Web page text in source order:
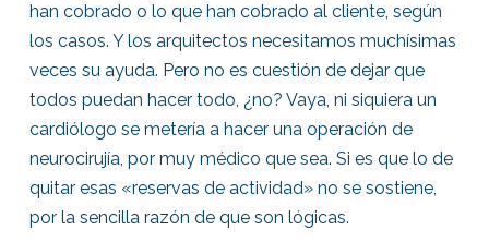
han cobrado o lo que han cobrado al cliente, según
los casos. Y los arquitectos necesitamos muchísimas
veces su ayuda. Pero no es cuestión de dejar que
todos puedan hacer todo, ¿no? Vaya, ni siquiera un
cardiólogo se metería a hacer una operación de
neurocirujía, por muy médico que sea. Si es que lo de
quitar esas «reservas de actividad» no se sostiene,
por la sencilla razón de que son lógicas.